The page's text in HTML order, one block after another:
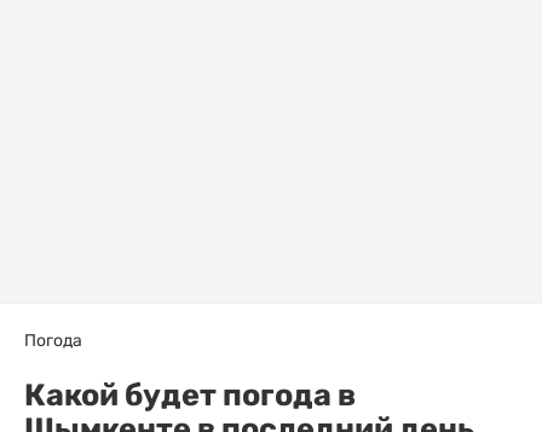
Погода
Какой будет погода в